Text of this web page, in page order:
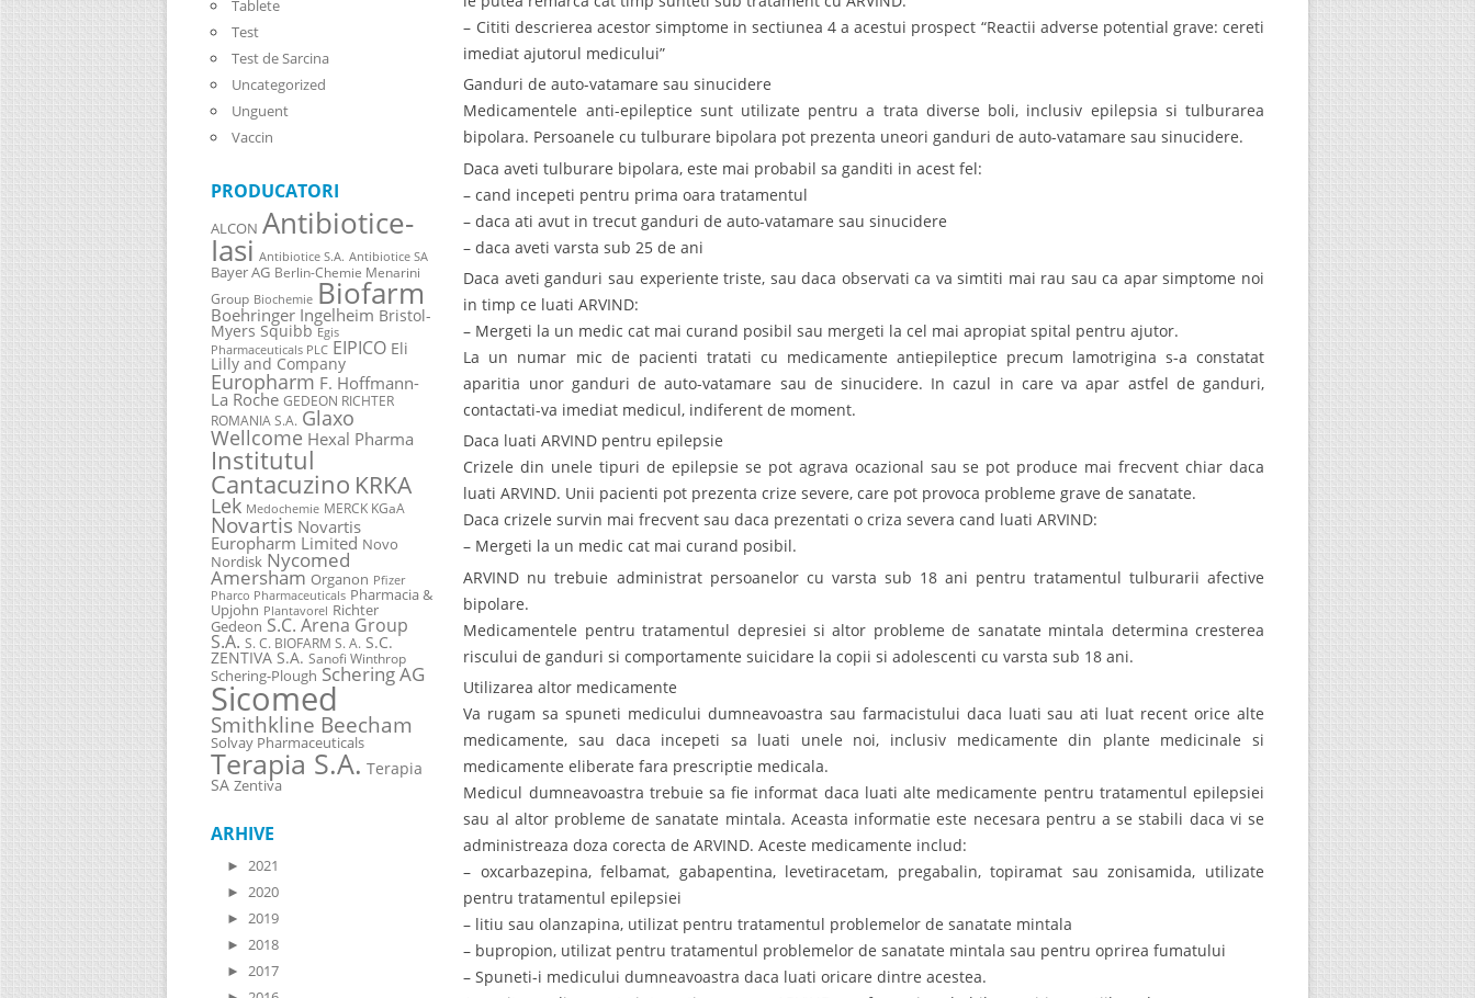
– Cititi descrierea acestor simptome in sectiunea 4 a acestui prospect “Reactii adverse potential grave: cereti
imediat ajutorul medicului”
Ganduri de auto-vatamare sau sinucidere
Medicamentele anti-epileptice sunt utilizate pentru a trata diverse boli, inclusiv epilepsia si tulburarea
bipolara. Persoanele cu tulburare bipolara pot prezenta uneori ganduri de auto-vatamare sau sinucidere.
Daca aveti tulburare bipolara, este mai probabil sa ganditi in acest fel:
– cand incepeti pentru prima oara tratamentul
– daca ati avut in trecut ganduri de auto-vatamare sau sinucidere
– daca aveti varsta sub 25 de ani
Daca aveti ganduri sau experiente triste, sau daca observati ca va simtiti mai rau sau ca apar simptome noi
in timp ce luati ARVIND:
– Mergeti la un medic cat mai curand posibil sau mergeti la cel mai apropiat spital pentru ajutor.
La un numar mic de pacienti tratati cu medicamente antiepileptice precum lamotrigina s-a constatat
aparitia unor ganduri de auto-vatamare sau de sinucidere. In cazul in care va apar astfel de ganduri,
contactati-va imediat medicul, indiferent de moment.
Daca luati ARVIND pentru epilepsie
Crizele din unele tipuri de epilepsie se pot agrava ocazional sau se pot produce mai frecvent chiar daca
luati ARVIND. Unii pacienti pot prezenta crize severe, care pot provoca probleme grave de sanatate.
Daca crizele survin mai frecvent sau daca prezentati o criza severa cand luati ARVIND:
– Mergeti la un medic cat mai curand posibil.
ARVIND nu trebuie administrat persoanelor cu varsta sub 18 ani pentru tratamentul tulburarii afective
bipolare.
Medicamentele pentru tratamentul depresiei si altor probleme de sanatate mintala determina cresterea
riscului de ganduri si comportamente suicidare la copii si adolescenti cu varsta sub 18 ani.
Utilizarea altor medicamente
Va rugam sa spuneti medicului dumneavoastra sau farmacistului daca luati sau ati luat recent orice alte
medicamente, sau daca incepeti sa luati unele noi, inclusiv medicamente din plante medicinale si
medicamente eliberate fara prescriptie medicala.
Medicul dumneavoastra trebuie sa fie informat daca luati alte medicamente pentru tratamentul epilepsiei
sau al altor probleme de sanatate mintala. Aceasta informatie este necesara pentru a se stabili daca vi se
administreaza doza corecta de ARVIND. Aceste medicamente includ:
– oxcarbazepina, felbamat, gabapentina, levetiracetam, pregabalin, topiramat sau zonisamida, utilizate
pentru tratamentul epilepsiei
– litiu sau olanzapina, utilizat pentru tratamentul problemelor de sanatate mintala
– bupropion, utilizat pentru tratamentul problemelor de sanatate mintala sau pentru oprirea fumatului
– Spuneti-i medicului dumneavoastra daca luati oricare dintre acestea.
Tablete
Test
Test de Sarcina
Uncategorized
Unguent
Vaccin
PRODUCATORI
ALCON Antibiotice-
Iasi Antibiotice S.A. Antibiotice SA
Bayer AG Berlin-Chemie Menarini
Group Biochemie Biofarm
Boehringer Ingelheim Bristol-
Myers Squibb Egis
Pharmaceuticals PLC EIPICO Eli
Lilly and Company
Europharm F. Hoffmann-
La Roche GEDEON RICHTER
ROMANIA S.A. Glaxo
Wellcome Hexal Pharma
Institutul
Cantacuzino KRKA
Lek Medochemie MERCK KGaA
Novartis Novartis
Europharm Limited Novo
Nordisk Nycomed
Amersham Organon Pfizer
Pharco Pharmaceuticals Pharmacia &
Upjohn Plantavorel Richter
Gedeon S.C. Arena Group
S.A. S. C. BIOFARM S. A. S.C.
ZENTIVA S.A. Sanofi Winthrop
Schering-Plough Schering AG
Sicomed
Smithkline Beecham
Solvay Pharmaceuticals
Terapia S.A. Terapia
SA Zentiva
ARHIVE
► 2021
► 2020
► 2019
► 2018
► 2017